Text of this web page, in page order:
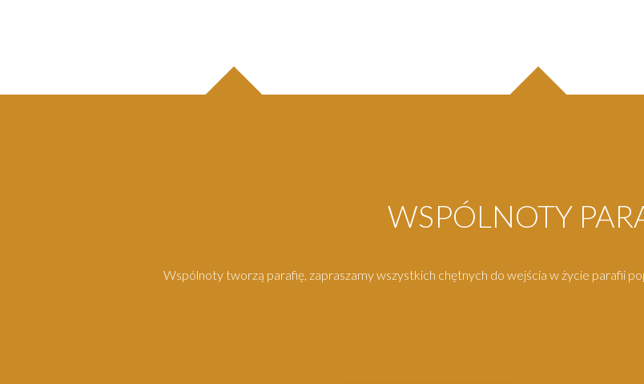
WSPÓLNOTY
Wspólnoty tworzą parafię, zapraszamy wszystkich chętnych do wejścia w życie parafii